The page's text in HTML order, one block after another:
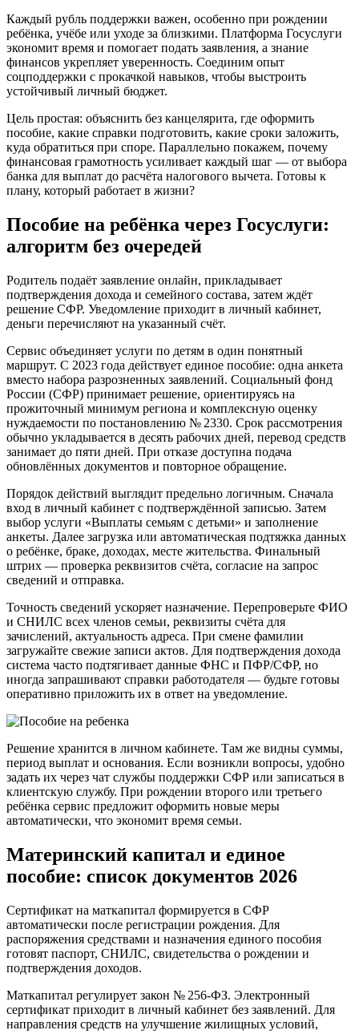
Каждый рубль поддержки важен, особенно при рождении
ребёнка, учёбе или уходе за близкими. Платформа Госуслуги
экономит время и помогает подать заявления, а знание
финансов укрепляет уверенность. Соединим опыт
соцподдержки с прокачкой навыков, чтобы выстроить
устойчивый личный бюджет.
Цель простая: объяснить без канцелярита, где оформить
пособие, какие справки подготовить, какие сроки заложить,
куда обратиться при споре. Параллельно покажем, почему
финансовая грамотность усиливает каждый шаг — от выбора
банка для выплат до расчёта налогового вычета. Готовы к
плану, который работает в жизни?
Пособие на ребёнка через Госуслуги:
алгоритм без очередей
Родитель подаёт заявление онлайн, прикладывает
подтверждения дохода и семейного состава, затем ждёт
решение СФР. Уведомление приходит в личный кабинет,
деньги перечисляют на указанный счёт.
Сервис объединяет услуги по детям в один понятный
маршрут. С 2023 года действует единое пособие: одна анкета
вместо набора разрозненных заявлений. Социальный фонд
России (СФР) принимает решение, ориентируясь на
прожиточный минимум региона и комплексную оценку
нуждаемости по постановлению № 2330. Срок рассмотрения
обычно укладывается в десять рабочих дней, перевод средств
занимает до пяти дней. При отказе доступна подача
обновлённых документов и повторное обращение.
Порядок действий выглядит предельно логичным. Сначала
вход в личный кабинет с подтверждённой записью. Затем
выбор услуги «Выплаты семьям с детьми» и заполнение
анкеты. Далее загрузка или автоматическая подтяжка данных
о ребёнке, браке, доходах, месте жительства. Финальный
штрих — проверка реквизитов счёта, согласие на запрос
сведений и отправка.
Точность сведений ускоряет назначение. Перепроверьте ФИО
и СНИЛС всех членов семьи, реквизиты счёта для
зачислений, актуальность адреса. При смене фамилии
загружайте свежие записи актов. Для подтверждения дохода
система часто подтягивает данные ФНС и ПФР/СФР, но
иногда запрашивают справки работодателя — будьте готовы
оперативно приложить их в ответ на уведомление.
Решение хранится в личном кабинете. Там же видны суммы,
период выплат и основания. Если возникли вопросы, удобно
задать их через чат службы поддержки СФР или записаться в
клиентскую службу. При рождении второго или третьего
ребёнка сервис предложит оформить новые меры
автоматически, что экономит время семьи.
Материнский капитал и единое
пособие: список документов 2026
Сертификат на маткапитал формируется в СФР
автоматически после регистрации рождения. Для
распоряжения средствами и назначения единого пособия
готовят паспорт, СНИЛС, свидетельства о рождении и
подтверждения доходов.
Маткапитал регулирует закон № 256‑ФЗ. Электронный
сертификат приходит в личный кабинет без заявлений. Для
направления средств на улучшение жилищных условий,